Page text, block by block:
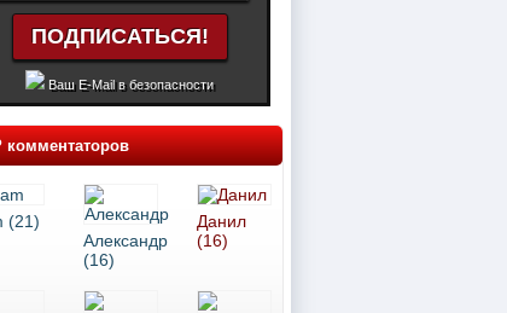
Ваш E-Mail в безопасности
комментаторов
(21)
Александр
(16)
Данил
(16)